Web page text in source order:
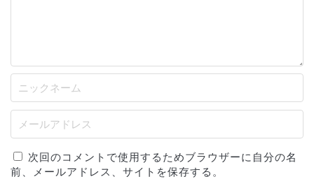
次回のコメントで使用するためブラウザーに自分の名
前、メールアドレス、サイトを保存する。
ホーム
プロフィール